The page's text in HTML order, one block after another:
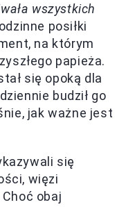
wszystkich
posiłki
na którym
papieża.
się opoką dla
budził go
jak ważne jest
się
więzi
obaj